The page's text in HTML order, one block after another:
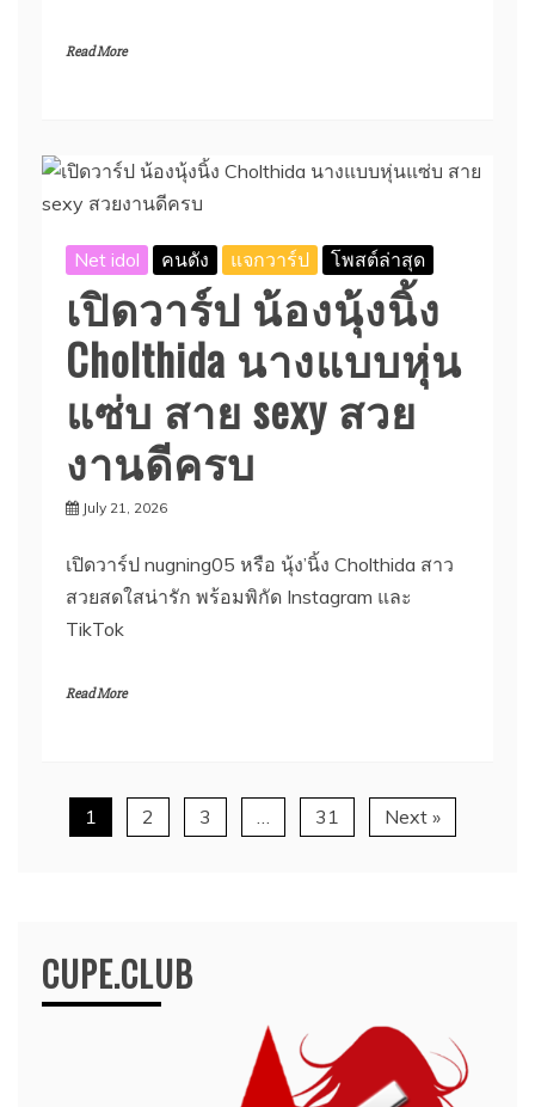
Read More
Net idol คนดัง แจกวาร์ป โพสต์ล่าสุด
เปิดวาร์ป น้องนุ้งนิ้ง
Cholthida นางแบบหุ่น
แซ่บ สาย sexy สวย
งานดีครบ
July 21, 2026
เปิดวาร์ป nugning05 หรือ นุ้ง’นิ้ง Cholthida สาว
สวยสดใสน่ารัก พร้อมพิกัด Instagram และ
TikTok
Read More
1 2 3 … 31 Next »
CUPE.CLUB